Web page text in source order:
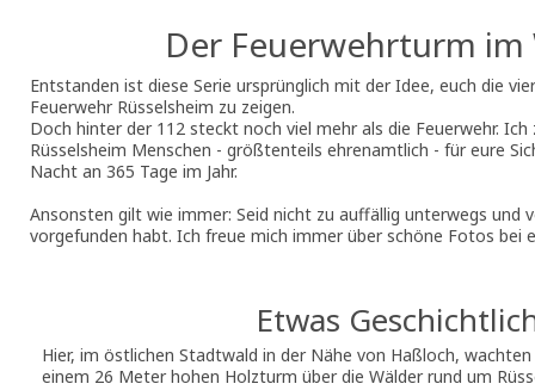
Der Feuerwehrturm im
Entstanden ist diese Serie ursprünglich mit der Idee, euch die
Feuerwehr Rüsselsheim zu zeigen.
Doch hinter der 112 steckt noch viel mehr als die Feuerwehr. Ich
Rüsselsheim Menschen - größtenteils ehrenamtlich - für eure
Nacht an 365 Tage im Jahr.
Ansonsten gilt wie immer: Seid nicht zu auffällig unterwegs und
vorgefunden habt. Ich freue mich immer über schöne Fotos bei
Etwas
Hier, im östlichen Stadtwald in der Nähe von Haßloch,
einem 26 Meter hohen Holzturm über die Wälder rund um